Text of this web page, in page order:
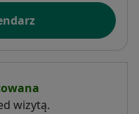
wizytą.